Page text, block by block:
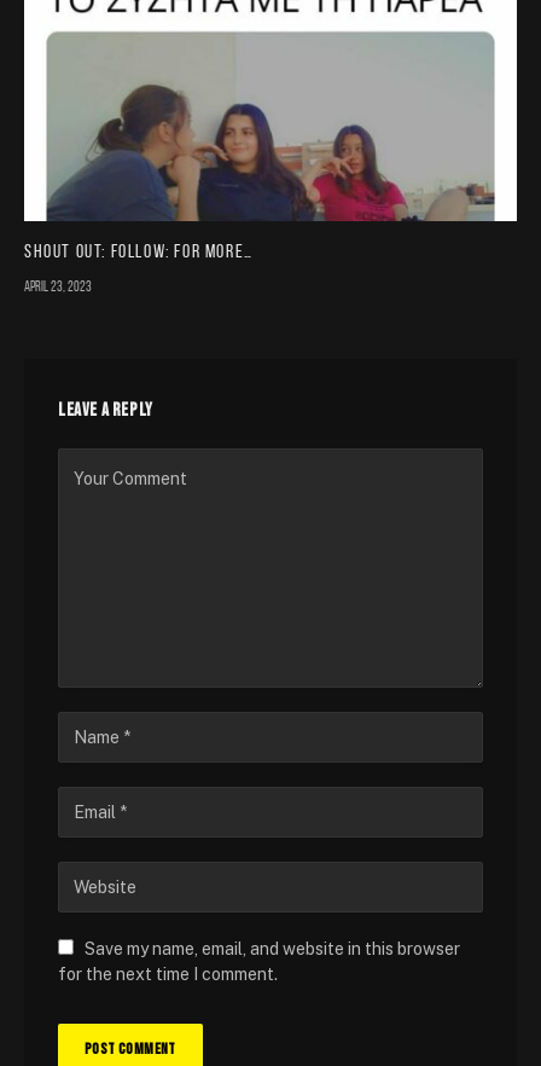
Shout out: FOLLOW: for more…
April 23, 2023
LEAVE A REPLY
Save my name, email, and website in this browser
for the next time I comment.